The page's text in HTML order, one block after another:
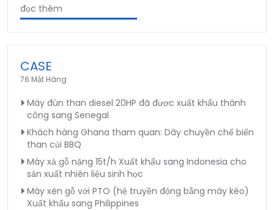
đọc thêm
CASE
76 Mặt Hàng
Máy đùn than diesel 20HP đã được xuất khẩu thành
công sang Senegal
Khách hàng Ghana tham quan: Dây chuyền chế biến
than củi BBQ
Máy xả gỗ nặng 15t/h Xuất khẩu sang Indonesia cho
sản xuất nhiên liệu sinh học
Máy xén gỗ với PTO (hệ truyền động bằng máy kéo)
Xuất khẩu sang Philippines